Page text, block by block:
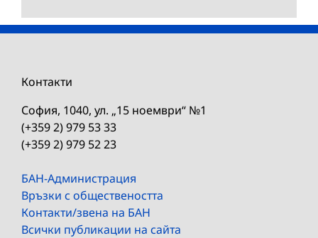
Контакти
София, 1040, ул. „15 ноември“ №1
(+359 2) 979 53 33
(+359 2) 979 52 23
БАН-Администрация
Връзки с обществеността
Контакти/звена на БАН
Всички публикации на сайта